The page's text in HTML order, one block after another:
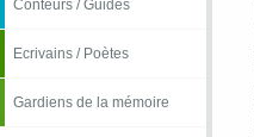
Conteurs / Guides
Ecrivains / Poètes
Gardiens de la mémoire